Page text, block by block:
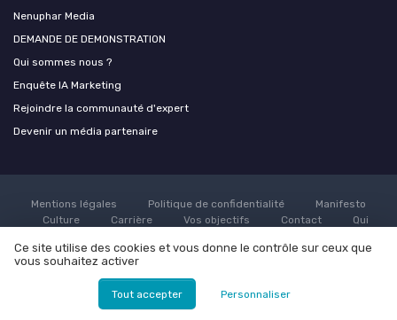
Nenuphar Media
DEMANDE DE DEMONSTRATION
Qui sommes nous ?
Enquête IA Marketing
Rejoindre la communauté d'expert
Devenir un média partenaire
Mentions légales Politique de confidentialité
Manifesto
Culture
Carrière Vos objectifs Contact
Qui
marketing
Rejoindre la communauté d'expert
Devenir un
© Lexical Agency 2026
Ce site utilise des cookies et vous donne le contrôle sur ceux que
vous souhaitez activer
Tout accepter Personnaliser